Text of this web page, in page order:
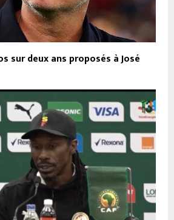
sur deux ans proposés à José